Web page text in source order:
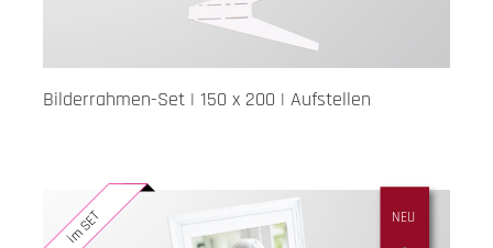
Bilderrahmen-Set | 150 x 200 | Aufstellen
NEU
im SET